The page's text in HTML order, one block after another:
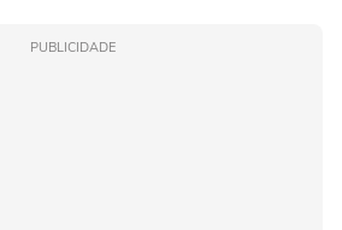
PUBLICIDADE